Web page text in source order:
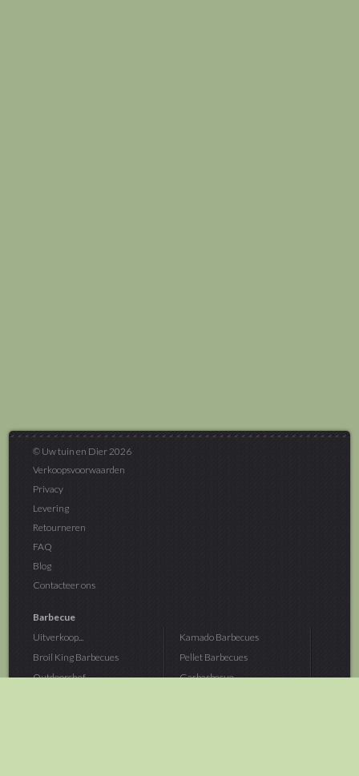
© Uw tuin en Dier 2026
Verkoopsvoorwaarden
Privacy
Levering
Retourneren
FAQ
Blog
Contacteer ons
Barbecue
Uitverkoop...
Broil King Barbecues
Outdoorchef...
Kamado Barbecues
Pellet Barbecues
Gasbarbecue